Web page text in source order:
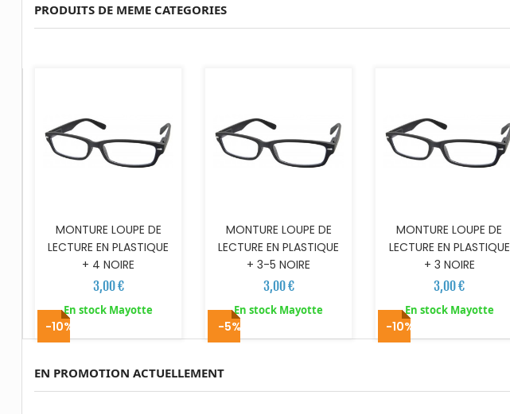
PRODUITS DE MEME CATEGORIES
MONTURE LOUPE DE
LECTURE EN PLASTIQUE
+ 4 NOIRE
3,00 €
En stock Mayotte
MONTURE LOUPE DE
LECTURE EN PLASTIQUE
+ 3-5 NOIRE
3,00 €
En stock Mayotte
MONTURE LOUPE DE
LECTURE EN PLASTIQUE
+ 3 NOIRE
3,00 €
En stock Mayotte
EN PROMOTION ACTUELLEMENT
-10% -5% -10%